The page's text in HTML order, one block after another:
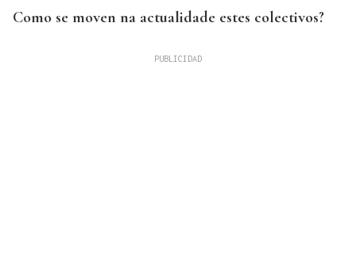
Como se moven na actualidade estes colectivos?